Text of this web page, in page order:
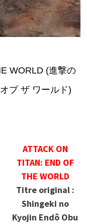
WORLD (進撃の
ブ ザ ワールド)
ATTACK ON
TITAN: END OF
THE WORLD
Titre original :
Shingeki no
Kyojin Endô Obu